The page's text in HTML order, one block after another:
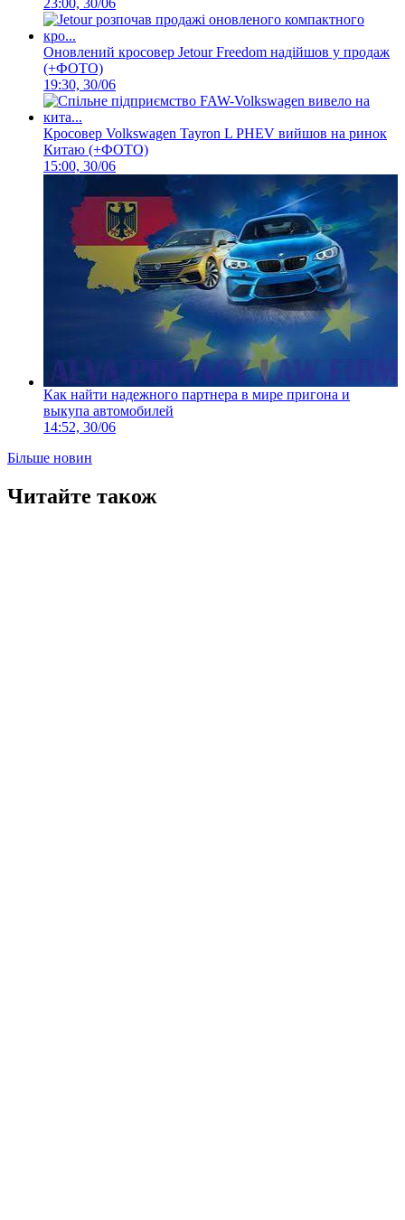
23:00, 30/06
Оновлений кросовер Jetour Freedom надійшов у продаж
(+ФОТО)
19:30, 30/06
Кросовер Volkswagen Tayron L PHEV вийшов на ринок
Китаю (+ФОТО)
15:00, 30/06
Как найти надежного партнера в мире пригона и
выкупа автомобилей
14:52, 30/06
Більше новин
Читайте також